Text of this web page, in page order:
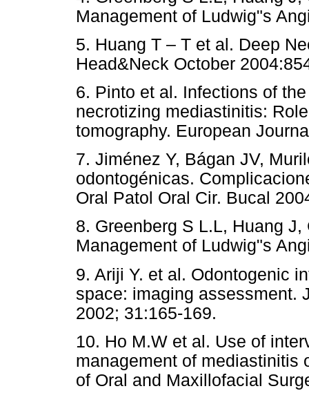
Management of Ludwig"s
5. Huang T – T et al. Deep
Head&Neck October
6. Pinto et al. Infections of
necrotizing mediastinitis:
tomography. European
7. Jiménez Y, Bágan JV,
odontogénicas.
Oral Patol Oral Cir. Bucal
8. Greenberg S L.L, Huang
Management of Ludwig"s
9. Ariji Y. et al. Odontogenic
space: imaging assessment.
2002; 31:165-169.
10. Ho M.W et al. Use of
management of mediastinitis
of Oral and Maxillofacial